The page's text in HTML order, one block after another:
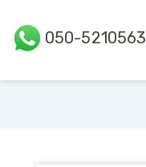
050-5210563